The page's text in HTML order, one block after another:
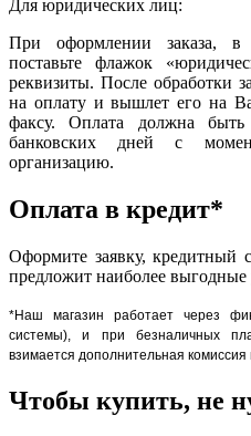
Для юридических лиц:
При оформлении заказа, в
поставьте флажок
реквизиты. После обработки
на оплату и вышлет его на
факсу. Оплата должна
банковских дней с
организацию.
Оплата в кредит*
Оформите заявку, кредитный
предложит наиболее выгодные
*Наш магазин работает через
системы), и при безналичных
взимается дополнительная
Чтобы купить, не